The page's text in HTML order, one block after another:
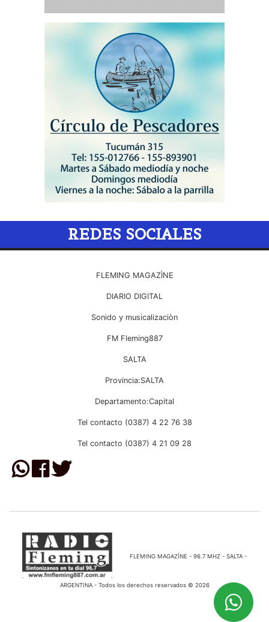
REDES SOCIALES
FLEMING MAGAZÌNE
DIARIO DIGITAL
Sonido y musicalizaciòn
FM Fleming887
SALTA
Provincia:SALTA
Departamento:Capital
Tel contacto (0387) 4 22 76 38
Tel contacto (0387) 4 21 09 28
FLEMING MAGAZÍNE - 96.7 MHZ - SALTA -
ARGENTINA - Todos los derechos reservados © 2026